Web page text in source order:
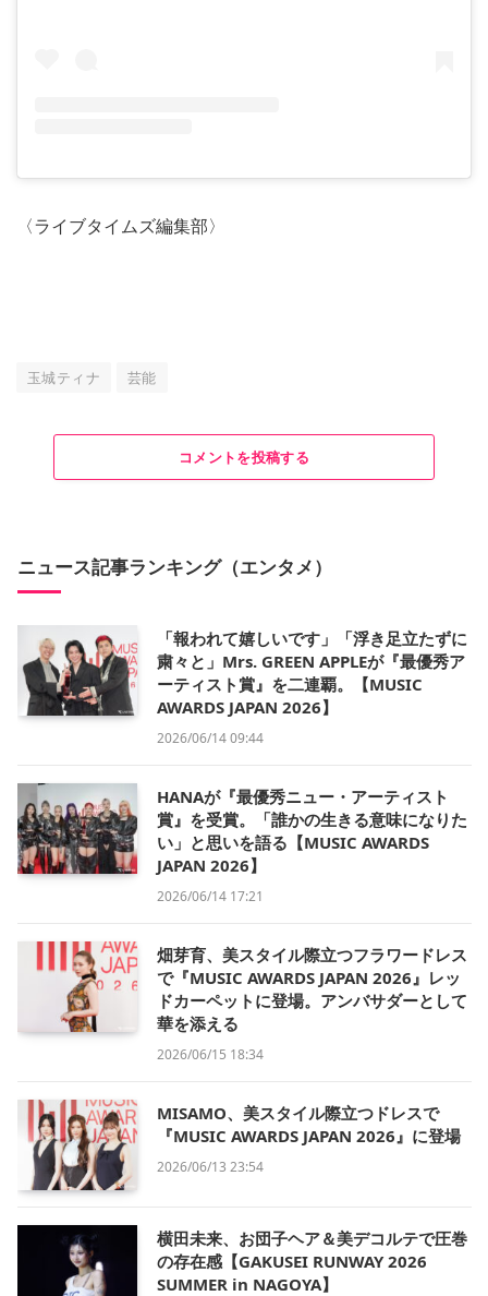
〈ライブタイムズ編集部〉
玉城ティナ 芸能
コメントを投稿する
ニュース記事ランキング（エンタメ）
「報われて嬉しいです」「浮き足立たずに
粛々と」Mrs. GREEN APPLEが『最優秀ア
ーティスト賞』を二連覇。【MUSIC
AWARDS JAPAN 2026】
2026/06/14 09:44
HANAが『最優秀ニュー・アーティスト
賞』を受賞。「誰かの生きる意味になりた
い」と思いを語る【MUSIC AWARDS
JAPAN 2026】
2026/06/14 17:21
畑芽育、美スタイル際立つフラワードレス
で『MUSIC AWARDS JAPAN 2026』レッ
ドカーペットに登場。アンバサダーとして
華を添える
2026/06/15 18:34
MISAMO、美スタイル際立つドレスで
『MUSIC AWARDS JAPAN 2026』に登場
2026/06/13 23:54
横田未来、お団子ヘア＆美デコルテで圧巻
の存在感【GAKUSEI RUNWAY 2026
SUMMER in NAGOYA】